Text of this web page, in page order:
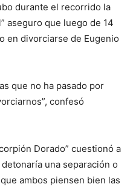
durante el recorrido la
aseguro que luego de 14
en divorciarse de Eugenio
que no ha pasado por
confesó
Dorado” cuestionó a
una separación o
ambos piensen bien las